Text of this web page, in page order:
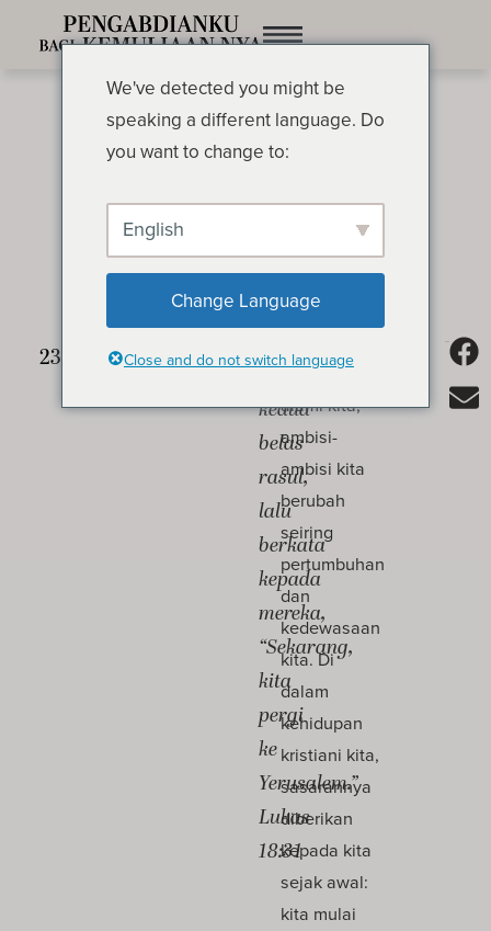
Sasaran Seorang Murid
OLEH OSWALD CHAMBERS
memanggil
kedua
belas
rasul,
lalu
berkata
kepada
mereka,
“Sekarang,
kita
pergi
ke
Yerusalem.”
Lukas
18:31
kehidupan
alami kita,
ambisi-
ambisi kita
berubah
seiring
pertumbuhan
dan
kedewasaan
kita. Di
dalam
kehidupan
kristiani kita,
sasarannya
diberikan
kepada kita
sejak awal:
kita mulai
We've detected you might be
speaking a different language. Do
you want to change to:
English
Change Language
Close and do not switch language